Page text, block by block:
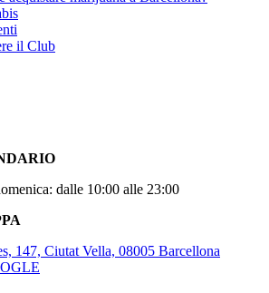
il Club
dalle 10:00 alle 23:00
147, Ciutat Vella, 08005 Barcellona